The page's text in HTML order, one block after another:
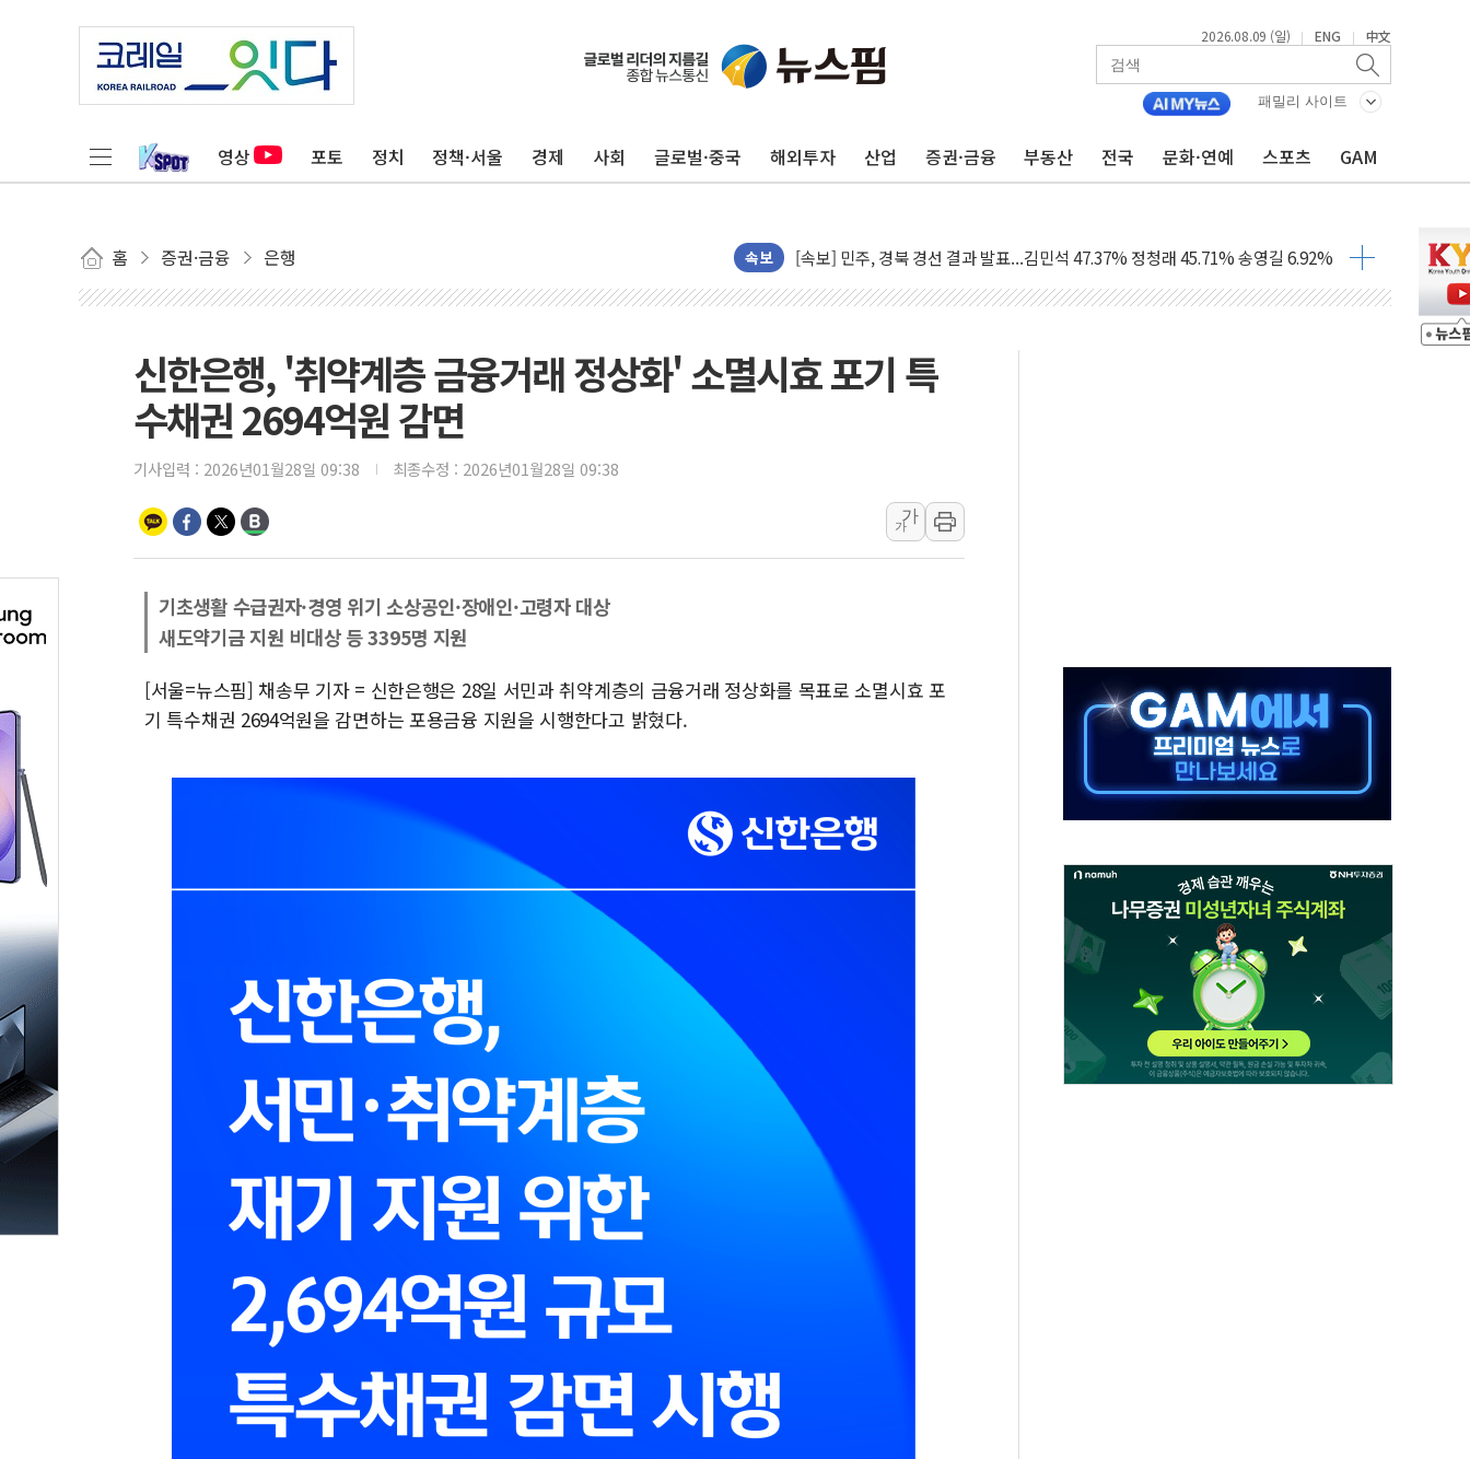
2026.08.09 (일) | ENG | 中文
패밀리 사이트
영상 포토 정치 정책·서울 경제 사회 글로벌·중국 해외투자 산업 증권·금융 부동산 전국 문화·연예 스포츠 GAM
홈 증권·금융 은행 속보
[종합] 김민석, 정청래에 누적 '1.48%p' 차 선두 유지...金 46.01% vs 鄭 44.53%
민주당 경북도당위원장에 오중기 당선...합산득표율 68.63%
인천서 말다툼 중 어머니 살해 10대 구속…범행 후 반려견도 죽여
김민석, 강원·대구·경북 경선서 정청래에 승리…金 48.54% vs 鄭 44.40%
[속보] 민주, 경북 경선 결과 발표...김민석 47.37% 정청래 45.71% 송영길 6.92%
[속보] 민주, 강원 경선 결과 발표...김민석 50.30% 정청래 41.94% 송영길 7.76%
정재헌 CEO, SKT 장기고객 400명 맞이…"마음 잇는 시간 되길"
최태원, 노소영에 9440억 지급 확정되나…재상고 앞두고 막판 셈법
홈플러스發 대형마트 판매, 역대 최대폭 감소한 9.4%↓…유통업계 양극화 심화
윤준병·이해민 의원, '정부 특사'로 콜롬비아 대통령 취임식 참석
현대그린푸드 '텍사스로드하우스' 잠실점, 직장인 핫플레이스로 부상
與 "세제개편안 8월 말 당정 조율 완료…초고가·비거주 1주택 등 여론 수렴"
신한은행, '취약계층 금융거래 정상화' 소멸시효 포기 특
수채권 2694억원 감면
기사입력 : 2026년01월28일 09:38 최종수정 : 2026년01월28일 09:38
가
가
기초생활 수급권자·경영 위기 소상공인·장애인·고령자 대상
새도약기금 지원 비대상 등 3395명 지원
[서울=뉴스핌] 채송무 기자 = 신한은행은 28일 서민과 취약계층의 금융거래 정상화를 목표로 소멸시효 포
기 특수채권 2694억원을 감면하는 포용금융 지원을 시행한다고 밝혔다.